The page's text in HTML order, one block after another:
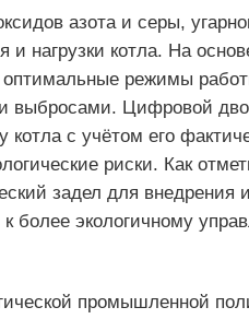
азота и серы,
и нагрузки котла. На
оптимальные режимы
Цифровой
с учётом его
риски. Как
задел для внедрения
более экологичному
промышленной